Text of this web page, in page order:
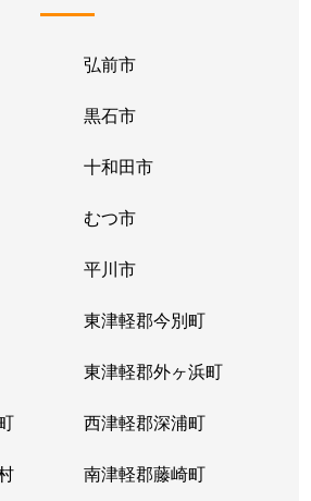
弘前市
黒石市
十和田市
むつ市
平川市
東津軽郡今別町
東津軽郡外ヶ浜町
西津軽郡深浦町
南津軽郡藤崎町